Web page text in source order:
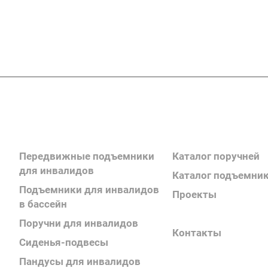
Передвижные подъемники
для инвалидов
Подъемники для инвалидов
в бассейн
Поручни для инвалидов
Сиденья-подвесы
Пандусы для инвалидов
Каталог поручней
Каталог
Проекты
Контакты